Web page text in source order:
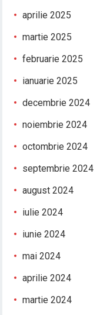
aprilie 2025
martie 2025
februarie 2025
ianuarie 2025
decembrie 2024
noiembrie 2024
octombrie 2024
septembrie 2024
august 2024
iulie 2024
iunie 2024
mai 2024
aprilie 2024
martie 2024